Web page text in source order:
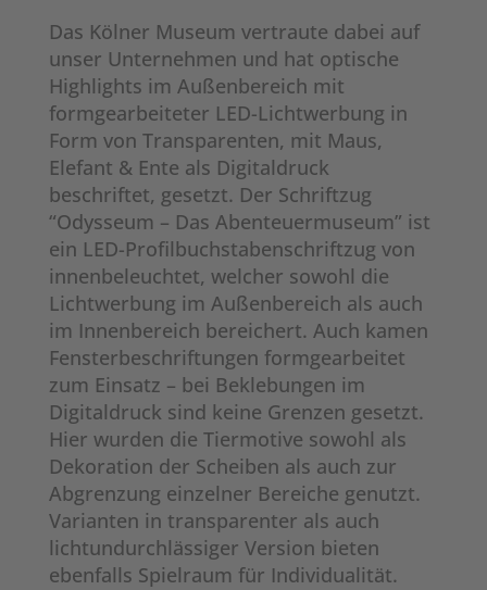
Das Kölner Museum vertraute dabei auf
unser Unternehmen und hat optische
Highlights im Außenbereich mit
formgearbeiteter LED-Lichtwerbung in
Form von Transparenten, mit Maus,
Elefant & Ente als Digitaldruck
beschriftet, gesetzt. Der Schriftzug
“Odysseum – Das Abenteuermuseum” ist
ein LED-Profilbuchstabenschriftzug von
innenbeleuchtet, welcher sowohl die
Lichtwerbung im Außenbereich als auch
im Innenbereich bereichert. Auch kamen
Fensterbeschriftungen formgearbeitet
zum Einsatz – bei Beklebungen im
Digitaldruck sind keine Grenzen gesetzt.
Hier wurden die Tiermotive sowohl als
Dekoration der Scheiben als auch zur
Abgrenzung einzelner Bereiche genutzt.
Varianten in transparenter als auch
lichtundurchlässiger Version bieten
ebenfalls Spielraum für Individualität.